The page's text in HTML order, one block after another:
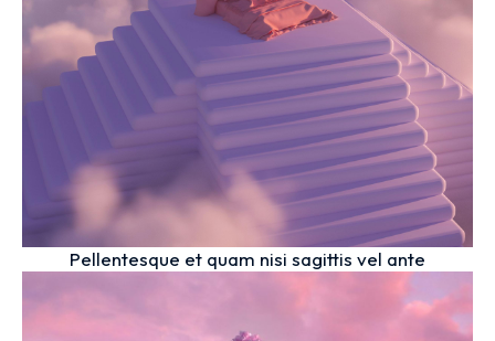
Pellentesque et quam nisi sagittis vel ante